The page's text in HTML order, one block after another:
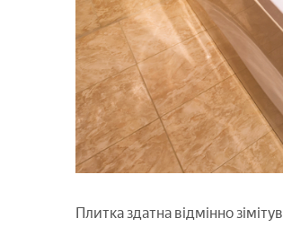
Плитка здатна відмінно